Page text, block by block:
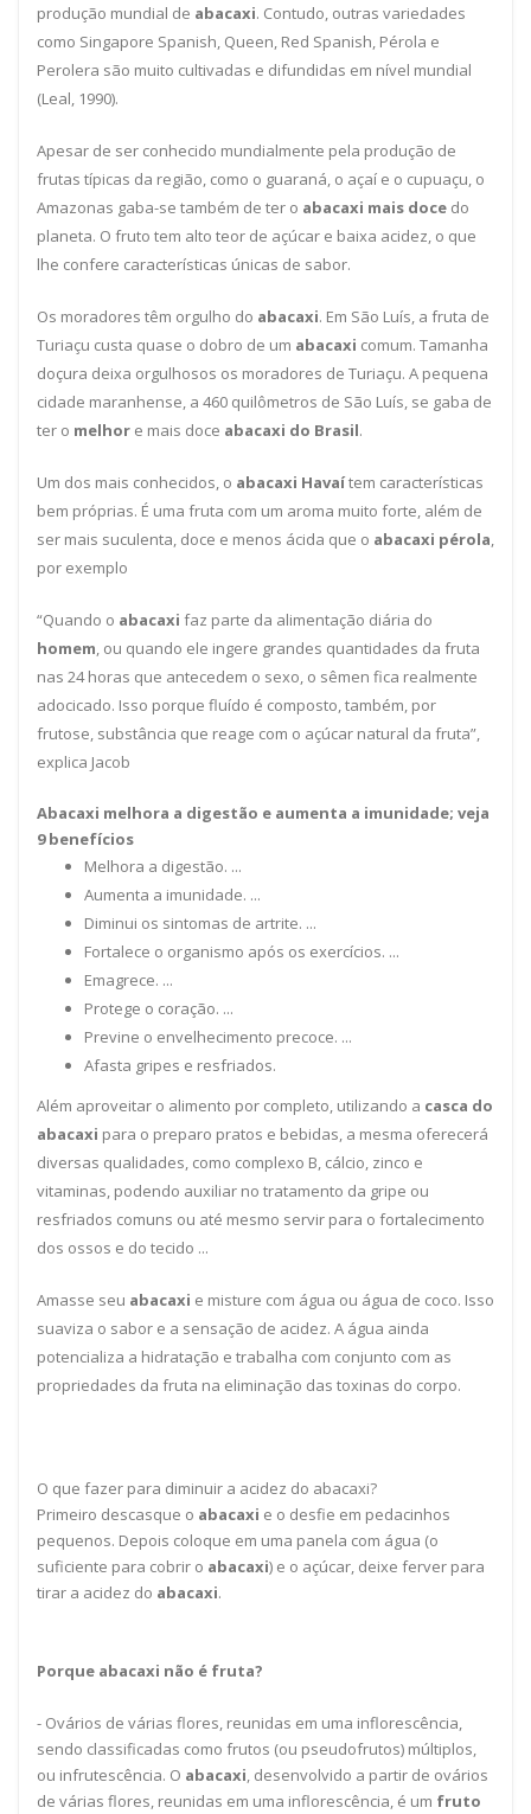
produção mundial de abacaxi. Contudo, outras variedades
como Singapore Spanish, Queen, Red Spanish, Pérola e
Perolera são muito cultivadas e difundidas em nível mundial
(Leal, 1990).
Apesar de ser conhecido mundialmente pela produção de
frutas típicas da região, como o guaraná, o açaí e o cupuaçu, o
Amazonas gaba-se também de ter o abacaxi mais doce do
planeta. O fruto tem alto teor de açúcar e baixa acidez, o que
lhe confere características únicas de sabor.
Os moradores têm orgulho do abacaxi. Em São Luís, a fruta de
Turiaçu custa quase o dobro de um abacaxi comum. Tamanha
doçura deixa orgulhosos os moradores de Turiaçu. A pequena
cidade maranhense, a 460 quilômetros de São Luís, se gaba de
ter o melhor e mais doce abacaxi do Brasil.
Um dos mais conhecidos, o abacaxi Havaítem características
bem próprias. É uma fruta com um aroma muito forte, além de
ser mais suculenta, doce e menos ácida que o abacaxi pérola
por exemplo
“Quando o abacaxi faz parte da alimentação diária do
homem , ou quando ele ingere grandes quantidades da fruta
nas 24 horas que antecedem o sexo, o sêmen fica realmente
adocicado. Isso porque fluído é composto, também, por
frutose, substância que reage com o açúcar natural da fruta”,
explica Jacob
Abacaxi melhora a digestão e aumenta a imunidade; veja
9benefícios
Melhora a digestão. ...
Aumenta a imunidade. ...
Diminui os sintomas de artrite. ...
Fortalece o organismo após os exercícios. ...
Emagrece. ...
Protege o coração. ...
Previne o envelhecimento precoce. ...
Afasta gripes e resfriados.
Além aproveitar o alimento por completo, utilizando a casca do
abacaxi para o preparo pratos e bebidas, a mesma oferecerá
diversas qualidades, como complexo B, cálcio, zinco e
vitaminas, podendo auxiliar no tratamento da gripe ou
resfriados comuns ou até mesmo servir para o fortalecimento
dos ossos e do tecido ...
Amasse seu abacaxi e misture com água ou água de coco. Isso
suaviza o sabor e a sensação de acidez. A água ainda
potencializa a hidratação e trabalha com conjunto com as
propriedades da fruta na eliminação das toxinas do corpo.
O que fazer para diminuir a acidez do abacaxi?
Primeiro descasque o abacaxi e o desfie em pedacinhos
pequenos. Depois coloque em uma panela com água (o
suficiente para cobrir o abacaxi) e o açúcar, deixe ferver para
tirar a acidez do abacaxi.
Porque abacaxi não é fruta?
- Ovários de várias flores, reunidas em uma inflorescência,
sendo classificadas como frutos (ou pseudofrutos) múltiplos,
ou infrutescência. O abacaxi , desenvolvido a partir de ovários
de várias flores, reunidas em uma inflorescência, é um fruto